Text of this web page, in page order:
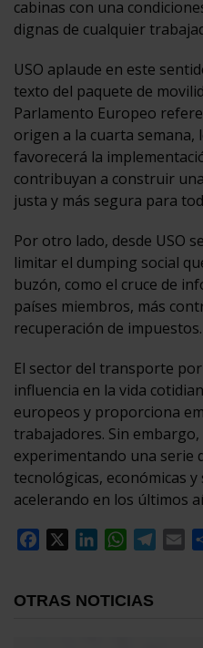
cabinas con una
dignas de cualquier
USO aplaude en este
texto del paquete de
Parlamento Europeo
origen a la cuarta semana,
favorecerá la
contribuyan a construir
justa y más segura para
Por otro lado, desde USO
limitar el dumping social
buzón, como el cruce de
países miembros, más
recuperación de impuestos.
El sector del transporte
influencia en la vida
europeos y proporciona
trabajadores. Sin
experimentando una serie
tecnológicas, económicas
acelerando en los últimos
Facebook
LinkedInWhatsApp
OTRAS NOTICIAS